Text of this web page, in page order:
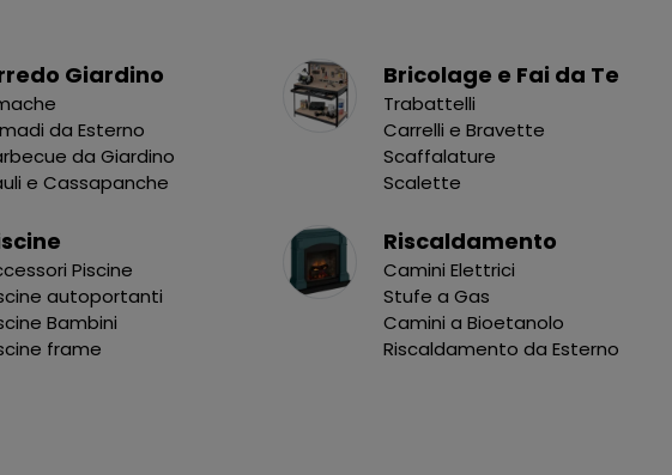
Giardino
da Esterno
da Giardino
e Cassapanche
Bricolage e Fai da Te
Trabattelli
Carrelli e Bravette
Scaffalature
Scalette
Piscine
autoportanti
Bambini
frame
Riscaldamento
Camini Elettrici
Stufe a Gas
Camini a Bioetanolo
Riscaldamento da Esterno